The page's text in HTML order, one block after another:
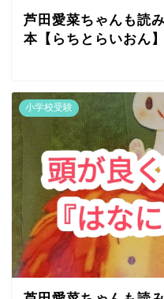
芦田愛菜ちゃんも読
本【らちとらいおん】
小学校受験